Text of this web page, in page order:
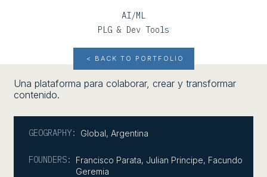
< BACK TO PORTFOLIO
AI/ML
PLG & Dev Tools
Una plataforma para colaborar, crear y transformar
contenido.
GEOGRAPHY: Global, Argentina
FOUNDERS:
Francisco Parata, Julian Principe, Facundo
Geremia